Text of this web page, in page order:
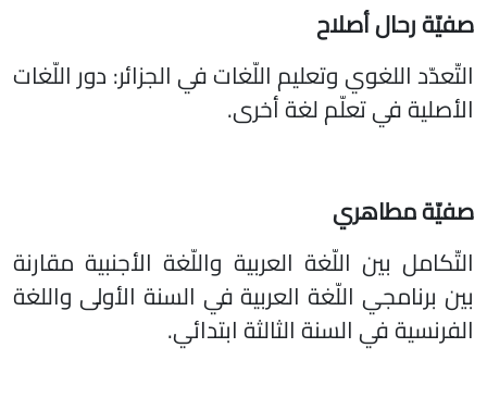
صفيّة رحال أصلاح
التّعدّد اللغوي وتعليم اللّغات في الجزائر: دور اللّغات
الأصلية في تعلّم لغة أخرى.
صفيّة مطاهري
التّكامل بين اللّغة العربية واللّغة الأجنبية مقارنة
بين برنامجي اللّغة العربية في السنة الأولى واللغة
الفرنسية في السنة الثالثة ابتدائي.